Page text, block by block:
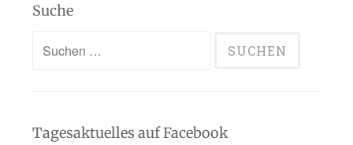
Suche
Suchen
Tagesaktuelles auf Facebook